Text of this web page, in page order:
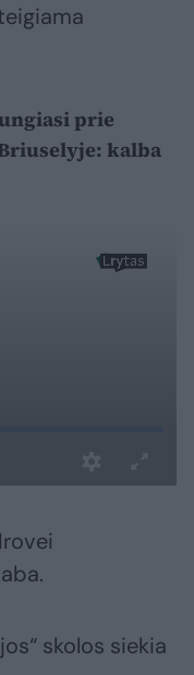
prie
kalba
skolos siekia